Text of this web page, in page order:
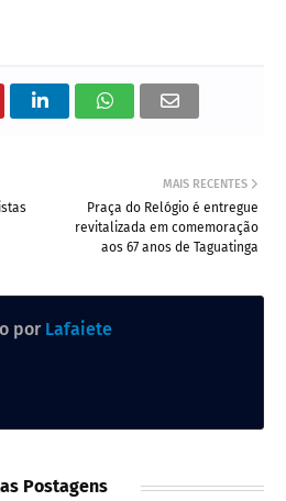
MAIS RECENTES
Praça do Relógio é entregue
revitalizada em comemoração
aos 67 anos de Taguatinga
por Lafaiete
Postagens